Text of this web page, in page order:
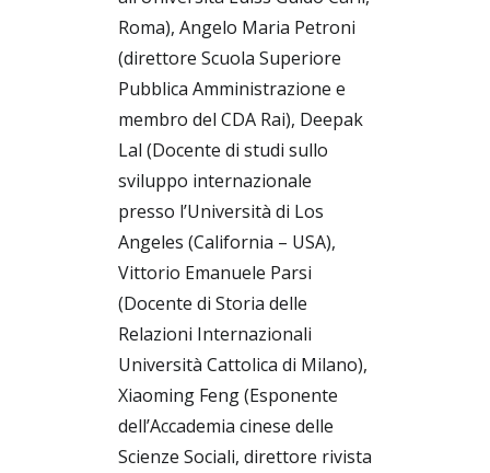
Roma), Angelo Maria Petroni
(direttore Scuola Superiore
Pubblica Amministrazione e
membro del CDA Rai), Deepak
Lal (Docente di studi sullo
sviluppo internazionale
presso l’Università di Los
Angeles (California – USA),
Vittorio Emanuele Parsi
(Docente di Storia delle
Relazioni Internazionali
Università Cattolica di Milano),
Xiaoming Feng (Esponente
dell’Accademia cinese delle
Scienze Sociali, direttore rivista